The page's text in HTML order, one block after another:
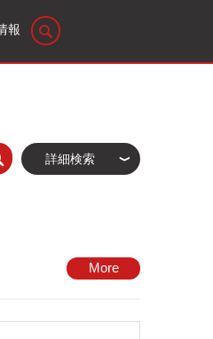
報
詳細検索
More